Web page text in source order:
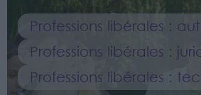
Professions libérales :
Professions libérales :
Professions libérales :